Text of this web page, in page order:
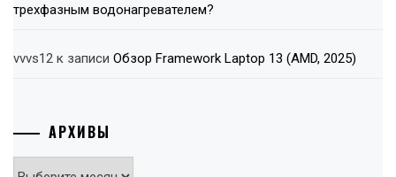
трехфазным водонагревателем?
vvvs12 к записи Обзор Framework Laptop 13 (AMD, 2025)
АРХИВЫ
Архивы